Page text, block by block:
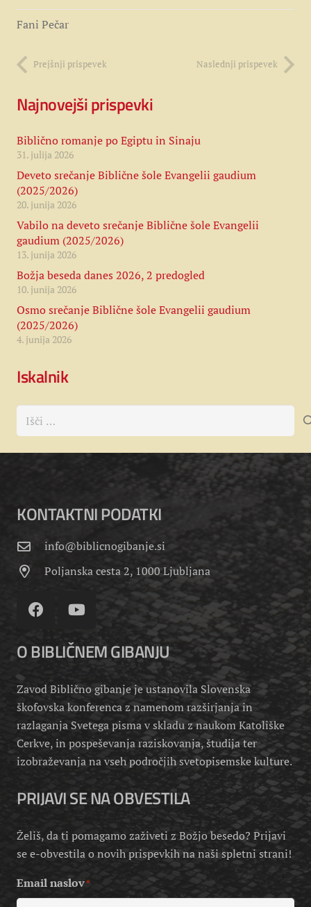
Fani Pečar
Prejšnji prispevek Naslednji prispevek
Najnovejši prispevki
Biblično romanje po Egiptu in Sinaju
31. julija 2026
Deveto srečanje Biblične šole Evangelii gaudium
(2025/2026)
20. junija 2026
Vabilo na deveto srečanje Biblične šole Evangelii
gaudium (2025/2026)
13. junija 2026
Božja beseda danes 2026, 2 predogled
10. junija 2026
Osmo srečanje Biblične šole Evangelii gaudium
(2025/2026)
4. junija 2026
Iskalnik
Išči:
KONTAKTNI PODATKI
info@biblicnogibanje.si
Poljanska cesta 2, 1000 Ljubljana
O BIBLIČNEM GIBANJU
Zavod Biblično gibanje je ustanovila Slovenska
škofovska konferenca z namenom razširjanja in
razlaganja Svetega pisma v skladu z naukom Katoliške
Cerkve, in pospeševanja raziskovanja, študija ter
izobraževanja na vseh področjih svetopisemske kulture.
PRIJAVI SE NA OBVESTILA
Želiš, da ti pomagamo zaživeti z Božjo besedo? Prijavi
se e-obvestila o novih prispevkih na naši spletni strani!
Email naslov*